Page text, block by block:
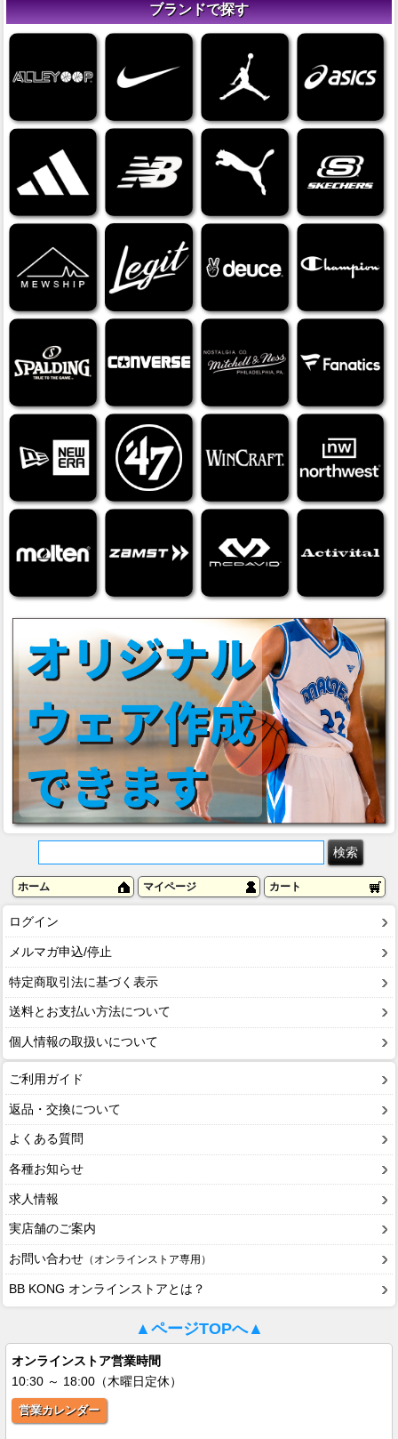
ブランドで探す
ホーム マイページ カート
ログイン
メルマガ申込/停止
特定商取引法に基づく表示
送料とお支払い方法について
個人情報の取扱いについて
ご利用ガイド
返品・交換について
よくある質問
各種お知らせ
求人情報
実店舗のご案内
お問い合わせ （オンラインストア専用）
BB KONG オンラインストアとは？
▲ページTOPへ▲
オンラインストア営業時間
10:30 ～ 18:00（木曜日定休）
営業カレンダー